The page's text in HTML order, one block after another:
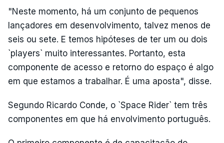
"Neste momento, há um conjunto de pequenos
lançadores em desenvolvimento, talvez menos de
seis ou sete. E temos hipóteses de ter um ou dois
`players` muito interessantes. Portanto, esta
componente de acesso e retorno do espaço é algo
em que estamos a trabalhar. É uma aposta", disse.
Segundo Ricardo Conde, o `Space Rider` tem três
componentes em que há envolvimento português.